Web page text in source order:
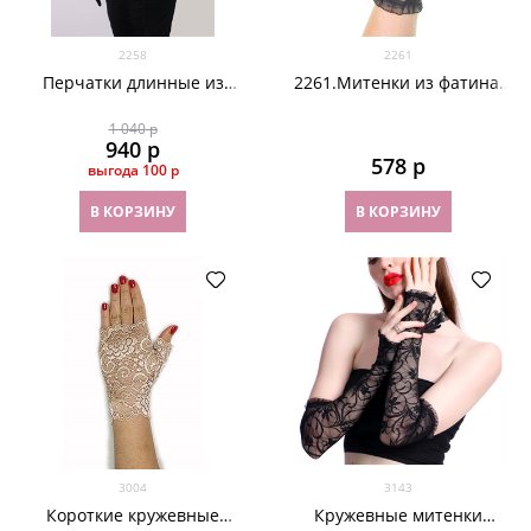
2258
Перчатки длинные из
1 040 р
940 р
выгода 100 р
В КОРЗИНУ
2261
2261.Митенки из фатина.
578 р
В КОРЗИНУ
3004
Короткие кружевные
3143
Кружевные митенки